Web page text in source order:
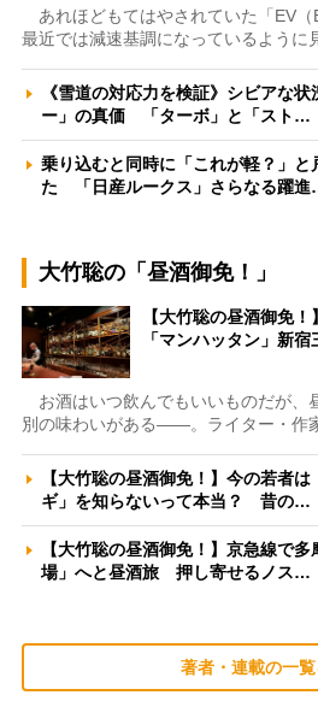
あれほどもてはやされていた「EV（
最近では減速基調になっているように
《雪道の対応力を検証》シビアな
ー」の真価 「ターボ」と「スト…
乗り込むと同時に「これが軽？」と
た 「日産ルークス」さらなる躍
大竹聡の「昼酒御免！」
【大竹聡の昼酒御免
「マンハッタン」新
お酒はいつ飲んでもいいものだが、
別の味わいがある――。ライター・作
【大竹聡の昼酒御免！】今の若者
ギ」を知らないって本当？ 昔の…
【大竹聡の昼酒御免！】京急線で
場」へと昼酒旅 押し寄せるノス…
著者・連載の一